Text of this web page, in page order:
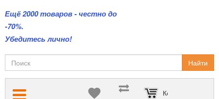
Ещё 2000 товаров - честно до
-70%.
Убедитесь лично!
Найти
Корзина пуста